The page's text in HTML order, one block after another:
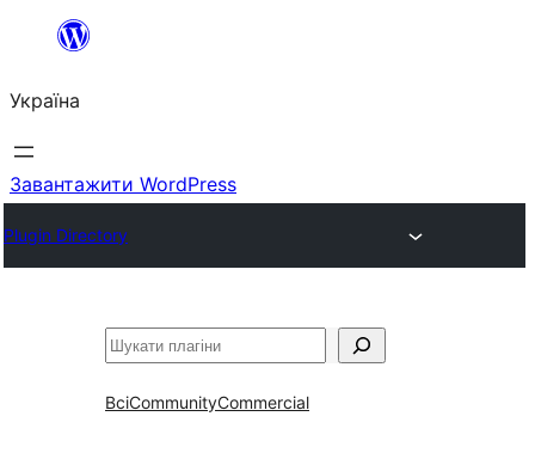
Перейти
вмісту
Україна
Завантажити WordPress
Plugin Directory
Пошук
ВсіCommunityCommercial